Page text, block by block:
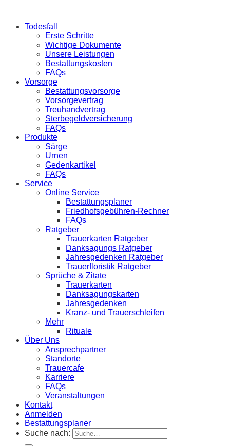
Todesfall
Erste Schritte
Wichtige Dokumente
Unsere Leistungen
Bestattungskosten
FAQs
Vorsorge
Bestattungsvorsorge
Vorsorgevertrag
Treuhandvertrag
Sterbegeldversicherung
FAQs
Produkte
Särge
Urnen
Gedenkartikel
FAQs
Service
Online Service
Bestattungsplaner
Friedhofsgebühren-Rechner
FAQs
Ratgeber
Trauerkarten Ratgeber
Danksagungs Ratgeber
Jahresgedenken Ratgeber
Trauerfloristik Ratgeber
Sprüche & Zitate
Trauerkarten
Danksagungskarten
Jahresgedenken
Kranz- und Trauerschleifen
Mehr
Rituale
Über Uns
Ansprechpartner
Standorte
Trauercafe
Karriere
FAQs
Veranstaltungen
Kontakt
Anmelden
Bestattungsplaner
Suche nach: